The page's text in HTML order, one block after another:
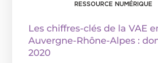
RESSOURCE NUMÉRIQUE
Les chiffres-clés de la VAE
Auvergne-Rhône-Alpes :
2020